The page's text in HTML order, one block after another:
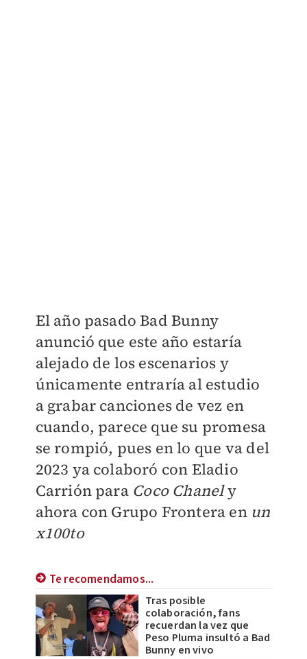
El año pasado Bad Bunny
anunció que este año estaría
alejado de los escenarios y
únicamente entraría al estudio
a grabar canciones de vez en
cuando, parece que su promesa
se rompió, pues en lo que va del
2023 ya colaboró con Eladio
Carrión paraCoco Chanely
ahora con Grupo Frontera en un
x100to
Te recomendamos...
Tras posible
colaboración, fans
recuerdan la vez que
Peso Pluma insultó a Bad
Bunny en vivo